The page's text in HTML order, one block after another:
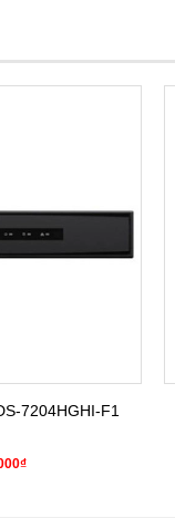
7204HGHI-F1